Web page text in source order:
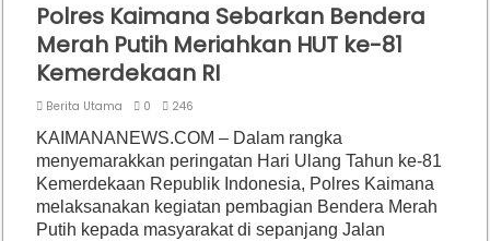
Polres Kaimana Sebarkan Bendera
Merah Putih Meriahkan HUT ke-81
Kemerdekaan RI
Berita Utama 0 246
KAIMANANEWS.COM – Dalam rangka
menyemarakkan peringatan Hari Ulang Tahun ke-81
Kemerdekaan Republik Indonesia, Polres Kaimana
melaksanakan kegiatan pembagian Bendera Merah
Putih kepada masyarakat di sepanjang Jalan